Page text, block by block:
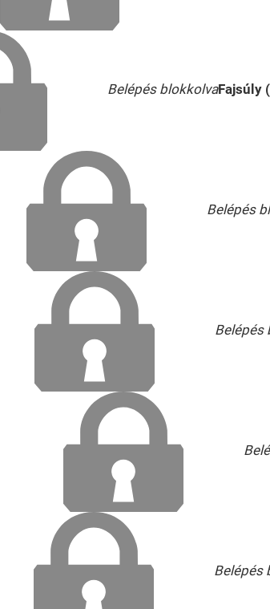
Belépés blokkolvaFajsúly
Belépés
Belépés
Belépés